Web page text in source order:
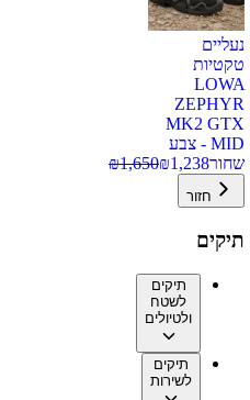
נעליים
טקטיות
LOWA
ZEPHYR
MK2 GTX
MID - צבע
שחור
₪1,238
₪1,650
חזור
תיקים
תיקים
לשטח
ולטיולים
תיקים
לשירות